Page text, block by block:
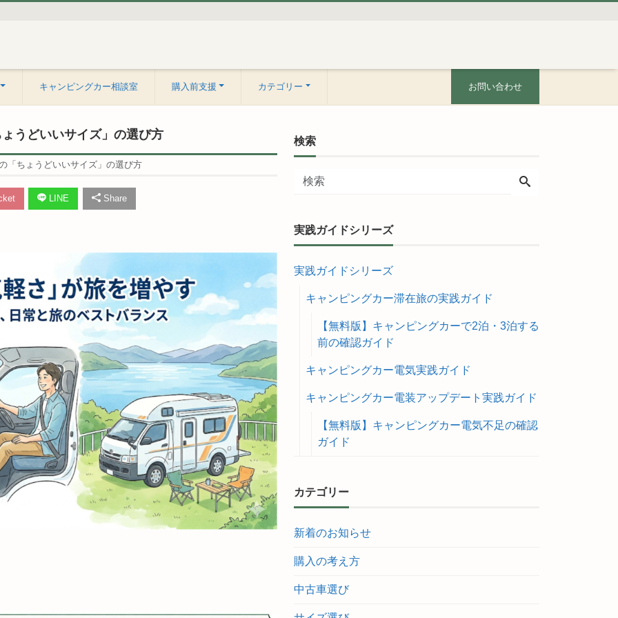
キャンピングカー相談室 購入前支援 カテゴリー お問い合わせ
うどいいサイズ」の選び方
「ちょうどいいサイズ」の選び方
LINE Share
検索
実践ガイドシリーズ
実践ガイドシリーズ
キャンピングカー滞在旅の実践ガイド
【無料版】キャンピングカーで2泊・3泊する
前の確認ガイド
キャンピングカー電気実践ガイド
キャンピングカー電装アップデート実践ガイド
【無料版】キャンピングカー電気不足の確認
ガイド
カテゴリー
新着のお知らせ
購入の考え方
中古車選び